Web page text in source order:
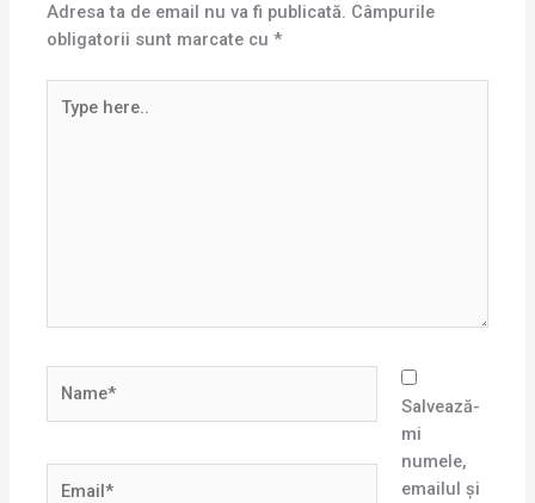
Adresa ta de email nu va fi publicată. Câmpurile
obligatorii sunt marcate cu*
here..
Salvează-
mi
numele,
emailul și